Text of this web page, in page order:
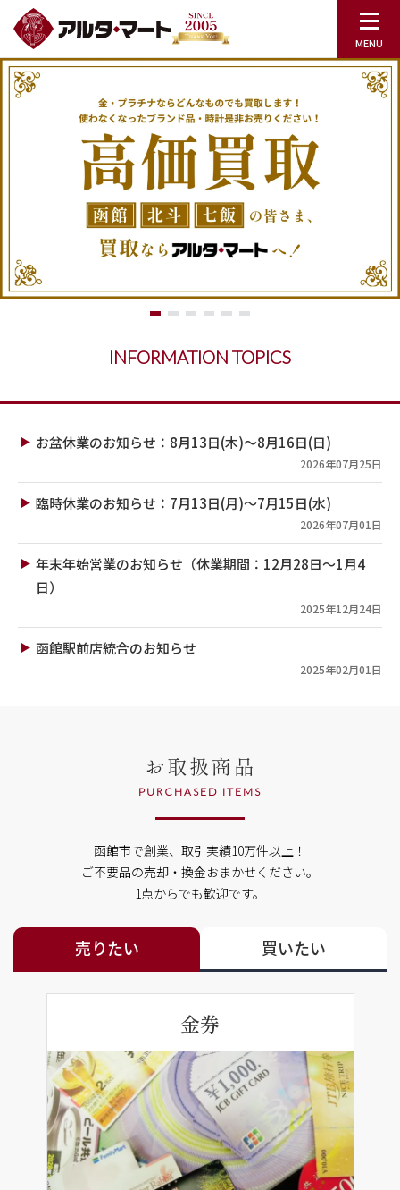
INFORMATION TOPICS
お盆休業のお知らせ：8月13日(木)～8月16日(日)
2026年07月25日
臨時休業のお知らせ：7月13日(月)～7月15日(水)
2026年07月01日
年末年始営業のお知らせ（休業期間：12月28日～1月4
日）
2025年12月24日
函館駅前店統合のお知らせ
2025年02月01日
お取扱商品
PURCHASED ITEMS
函館市で創業、取引実績10万件以上！
ご不要品の売却・換金おまかせください。
1点からでも歓迎です。
売りたい 買いたい
金券